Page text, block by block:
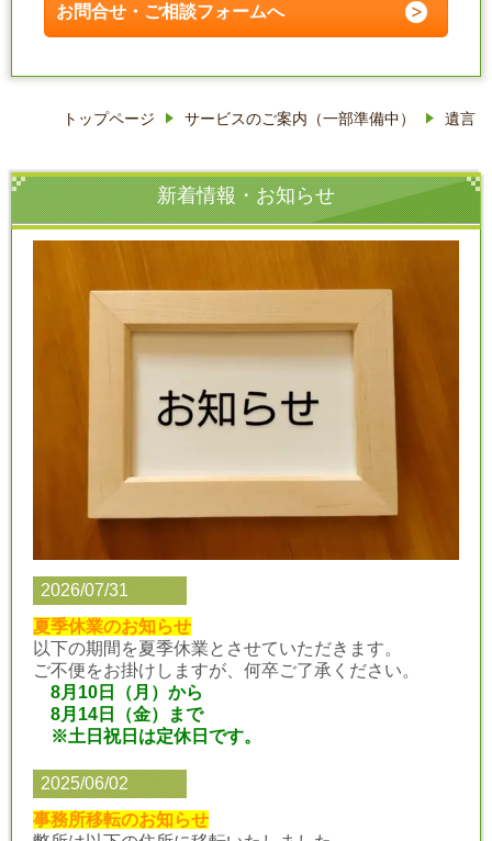
お問合せ・ご相談フォームへ
トップページ サービスのご案内（一部準備中） 遺言
新着情報・お知らせ
2026/07/31
夏季休業のお知らせ
以下の期間を夏季休業とさせていただきます。
ご不便をお掛けしますが、何卒ご了承ください。
8月10日（月）から
8月14日（金）まで
※土日祝日は定休日です。
2025/06/02
事務所移転のお知らせ